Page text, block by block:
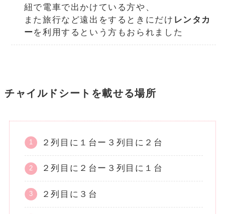
紐で電車で出かけている方や、
また旅行など遠出をするときにだけ レンタカ
ーを利用するという方もおられました
チャイルドシートを載せる場所
２列目に１台ー３列目に２台
２列目に２台ー３列目に１台
２列目に３台